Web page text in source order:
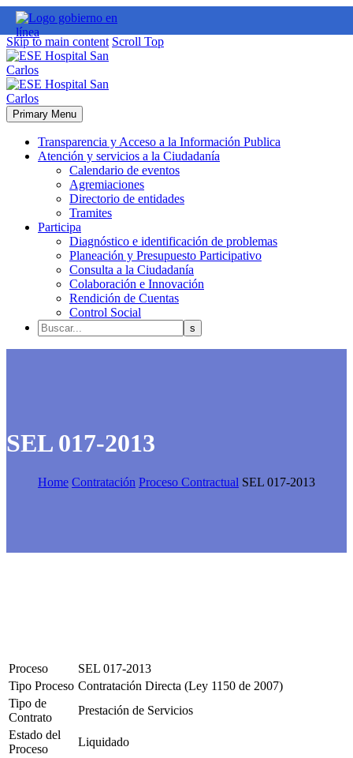
Skip to main content Scroll Top
Primary Menu
Transparencia y Acceso a la Información Publica
Atención y servicios a la Ciudadanía
Calendario de eventos
Agremiaciones
Directorio de entidades
Tramites
Participa
Diagnóstico e identificación de problemas
Planeación y Presupuesto Participativo
Consulta a la Ciudadanía
Colaboración e Innovación
Rendición de Cuentas
Control Social
SEL 017-2013
Home Contratación Proceso Contractual SEL 017-2013
Proceso
SEL 017-2013
Tipo Proceso Contratación Directa (Ley 1150 de 2007)
Tipo de
Contrato
Prestación de Servicios
Estado del
Proceso
Liquidado